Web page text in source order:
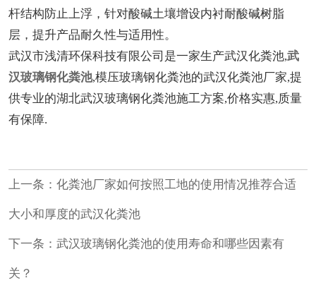
杆结构防止上浮，针对酸碱土壤增设内衬耐酸碱树脂
层，提升产品耐久性与适用性。
武汉市浅清环保科技有限公司是一家生产武汉化粪池,武
汉玻璃钢化粪池,模压玻璃钢化粪池的武汉化粪池厂家,提
供专业的湖北武汉玻璃钢化粪池施工方案,价格实惠,质量
有保障.
上一条： 化粪池厂家如何按照工地的使用情况推荐合适
大小和厚度的武汉化粪池
下一条： 武汉玻璃钢化粪池的使用寿命和哪些因素有
关？